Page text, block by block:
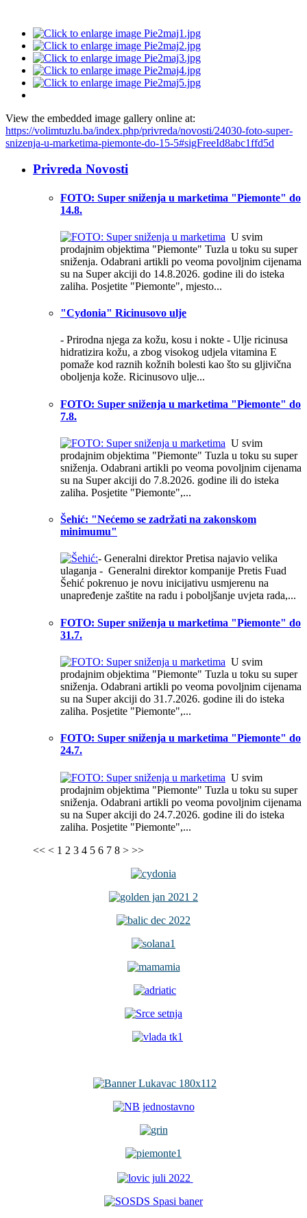
View the embedded image gallery online at:
https://volimtuzlu.ba/index.php/privreda/novosti/24030-foto-super-
snizenja-u-marketima-piemonte-do-15-5#sigFreeId8abc1ffd5d
Privreda Novosti
FOTO: Super sniženja u marketima "Piemonte" do
14.8.
U svim
prodajnim objektima "Piemonte" Tuzla u toku su super
sniženja. Odabrani artikli po veoma povoljnim cijenama
su na Super akciji do 14.8.2026. godine ili do isteka
zaliha. Posjetite "Piemonte", mjesto...
"Cydonia" Ricinusovo ulje
- Prirodna njega za kožu, kosu i nokte - Ulje ricinusa
hidratizira kožu, a zbog visokog udjela vitamina E
pomaže kod raznih kožnih bolesti kao što su gljivična
oboljenja kože. Ricinusovo ulje...
FOTO: Super sniženja u marketima "Piemonte" do
7.8.
U svim
prodajnim objektima "Piemonte" Tuzla u toku su super
sniženja. Odabrani artikli po veoma povoljnim cijenama
su na Super akciji do 7.8.2026. godine ili do isteka
zaliha. Posjetite "Piemonte",...
Šehić: "Nećemo se zadržati na zakonskom
minimumu"
- Generalni direktor Pretisa najavio velika
ulaganja - Generalni direktor kompanije Pretis Fuad
Šehić pokrenuo je novu inicijativu usmjerenu na
unapređenje zaštite na radu i poboljšanje uvjeta rada,...
FOTO: Super sniženja u marketima "Piemonte" do
31.7.
U svim
prodajnim objektima "Piemonte" Tuzla u toku su super
sniženja. Odabrani artikli po veoma povoljnim cijenama
su na Super akciji do 31.7.2026. godine ili do isteka
zaliha. Posjetite "Piemonte",...
FOTO: Super sniženja u marketima "Piemonte" do
24.7.
U svim
prodajnim objektima "Piemonte" Tuzla u toku su super
sniženja. Odabrani artikli po veoma povoljnim cijenama
su na Super akciji do 24.7.2026. godine ili do isteka
zaliha. Posjetite "Piemonte",...
<< < 1 2 3 4 5 6 7 8 > >>